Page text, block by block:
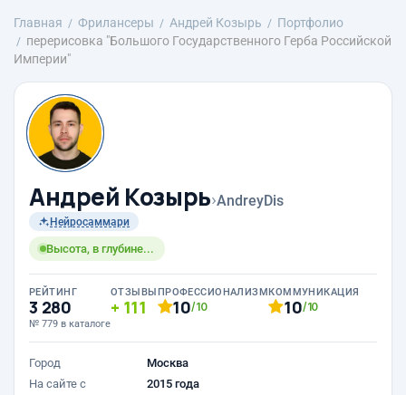
Главная Фрилансеры Андрей Козырь
Портфолио
перерисовка "Большого Государственного Герба Российской
Империи"
Андрей Козырь›AndreyDis
Нейросаммари
Высота, в глубине...
РЕЙТИНГ
3 280
№ 779 в каталоге
ОТЗЫВЫ
111
ПРОФЕССИОНАЛИЗМ
10/10
КОММУНИКАЦИЯ
10/10
Город
Москва
На сайте с
2015 года